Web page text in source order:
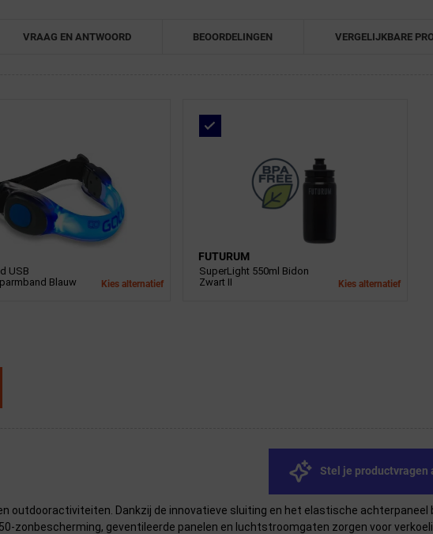
VRAAG EN ANTWOORD BEOORDELINGEN VERGELIJKBARE
USB
Blauw
Kies alternatief
FUTURUM
SuperLight 550ml Bidon
Zwart II
Kies alternatief
Stel je productvragen
outdooractiviteiten. Dankzij de innovatieve sluiting en het elastische
zonbescherming, geventileerde panelen en luchtstroomgaten zorgen voor